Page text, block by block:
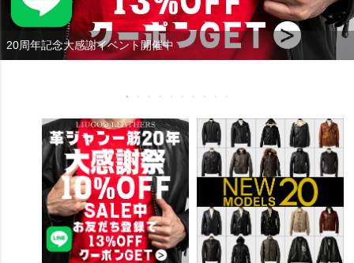
20周年記念大感謝イベント開催中